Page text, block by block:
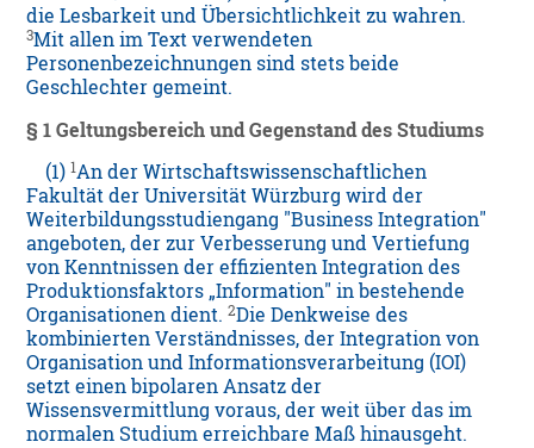
die Lesbarkeit und Übersichtlichkeit zu wahren.
3Mit allen im Text verwendeten
Personenbezeichnungen sind stets beide
Geschlechter gemeint.
§ 1 Geltungsbereich und Gegenstand des Studiums
(1)1An der Wirtschaftswissenschaftlichen
Fakultät der Universität Würzburg wird der
Weiterbildungsstudiengang "Business Integration"
angeboten, der zur Verbesserung und Vertiefung
von Kenntnissen der effizienten Integration des
Produktionsfaktors „Information" in bestehende
Organisationen dient.2Die Denkweise des
kombinierten Verständnisses, der Integration von
Organisation und Informationsverarbeitung (IOI)
setzt einen bipolaren Ansatz der
Wissensvermittlung voraus, der weit über das im
normalen Studium erreichbare Maß hinausgeht.